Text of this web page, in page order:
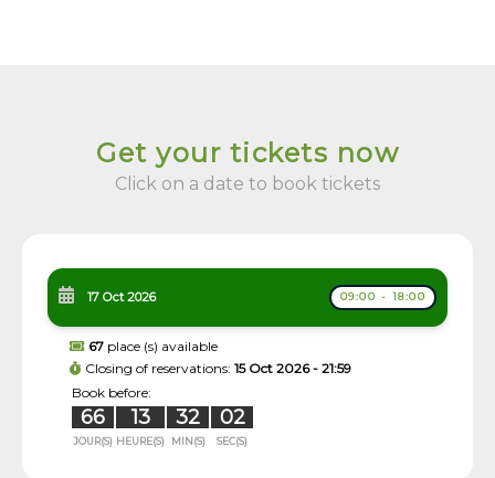
Get your tickets now
Click on a date to book tickets
17 Oct 2026 09:00 - 18:00
67 place (s) available
Closing of reservations: 15 Oct 2026 - 21:59
Book before:
66 13 32 01
JOUR(S) HEURE(S) MIN(S) SEC(S)